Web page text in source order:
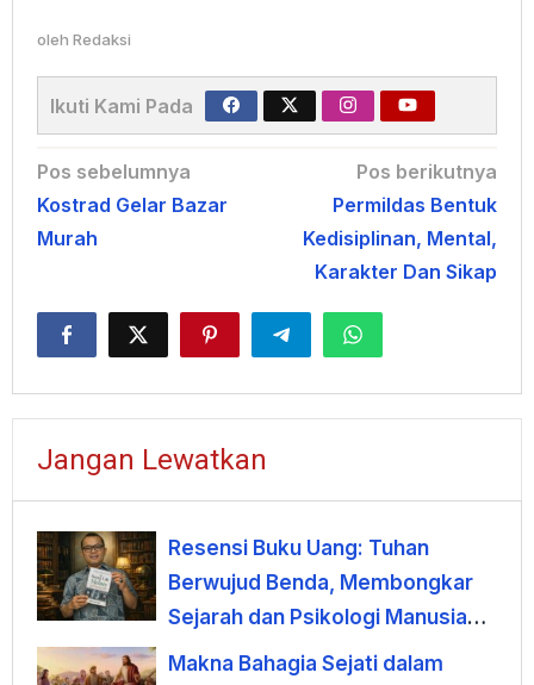
oleh Redaksi
Ikuti Kami Pada
Navigasi
pos
Pos sebelumnya
Kostrad Gelar Bazar
Murah
Pos berikutnya
Permildas Bentuk
Kedisiplinan, Mental,
Karakter Dan Sikap
Jangan Lewatkan
Resensi Buku Uang: Tuhan
Berwujud Benda, Membongkar
Sejarah dan Psikologi Manusia
terhadap Uang
Makna Bahagia Sejati dalam